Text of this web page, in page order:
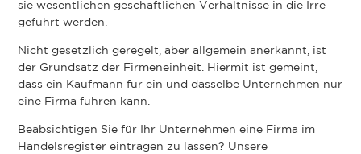
sie wesentlichen geschäftlichen Verhältnisse in die Irre
geführt werden.
Nicht gesetzlich geregelt, aber allgemein anerkannt, ist
der Grundsatz der Firmeneinheit. Hiermit ist gemeint,
dass ein Kaufmann für ein und dasselbe Unternehmen nur
eine Firma führen kann.
Beabsichtigen Sie für Ihr Unternehmen eine Firma im
Handelsregister eintragen zu lassen? Unsere